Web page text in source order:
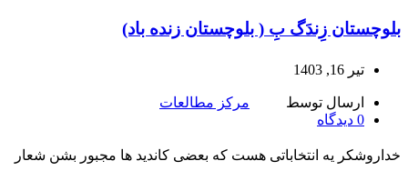
بلوچستان زِندَگ بِ ( بلوچستان زنده باد)
تیر 16, 1403
ارسال توسط
مرکز مطالعات
0 دیدگاه
خداروشکر یه انتخاباتی هست که بعضی‌ کاندید ها مجبور بشن شعار